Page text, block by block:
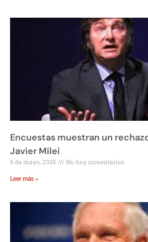
Encuestas muestran un
Javier Milei
6 de mayo, 2026 No hay comentarios
Leer más »